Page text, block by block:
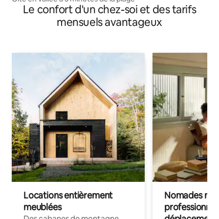
Le confort d'un chez-soi et des tarifs
mensuels avantageux
Locations entièrement
meublées
Nomades